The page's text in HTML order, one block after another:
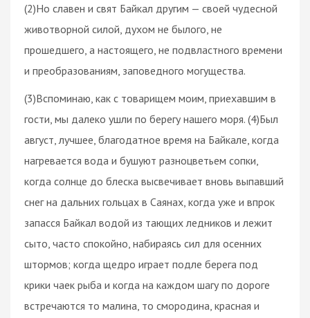
(2)Но славен и свят Байкал другим — своей чудесной
животворной силой, духом не былого, не
прошедшего, а настоящего, не подвластного времени
и преобразованиям, заповедного могущества.
(3)Вспоминаю, как с товарищем моим, приехавшим в
гости, мы далеко ушли по берегу нашего моря. (4)Был
август, лучшее, благодатное время на Байкале, когда
нагревается вода и бушуют разноцветьем сопки,
когда солнце до блеска высвечивает вновь выпавший
снег на дальних гольцах в Саянах, когда уже и впрок
запасся Байкал водой из тающих ледников и лежит
сыто, часто спокойно, набираясь сил для осенних
штормов; когда щедро играет подле берега под
крики чаек рыба и когда на каждом шагу по дороге
встречаются то малина, то смородина, красная и